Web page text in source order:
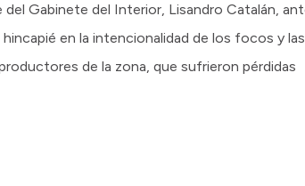
Gabinete del Interior, Lisandro Catalán,
en la intencionalidad de los focos y las
de la zona, que sufrieron pérdidas